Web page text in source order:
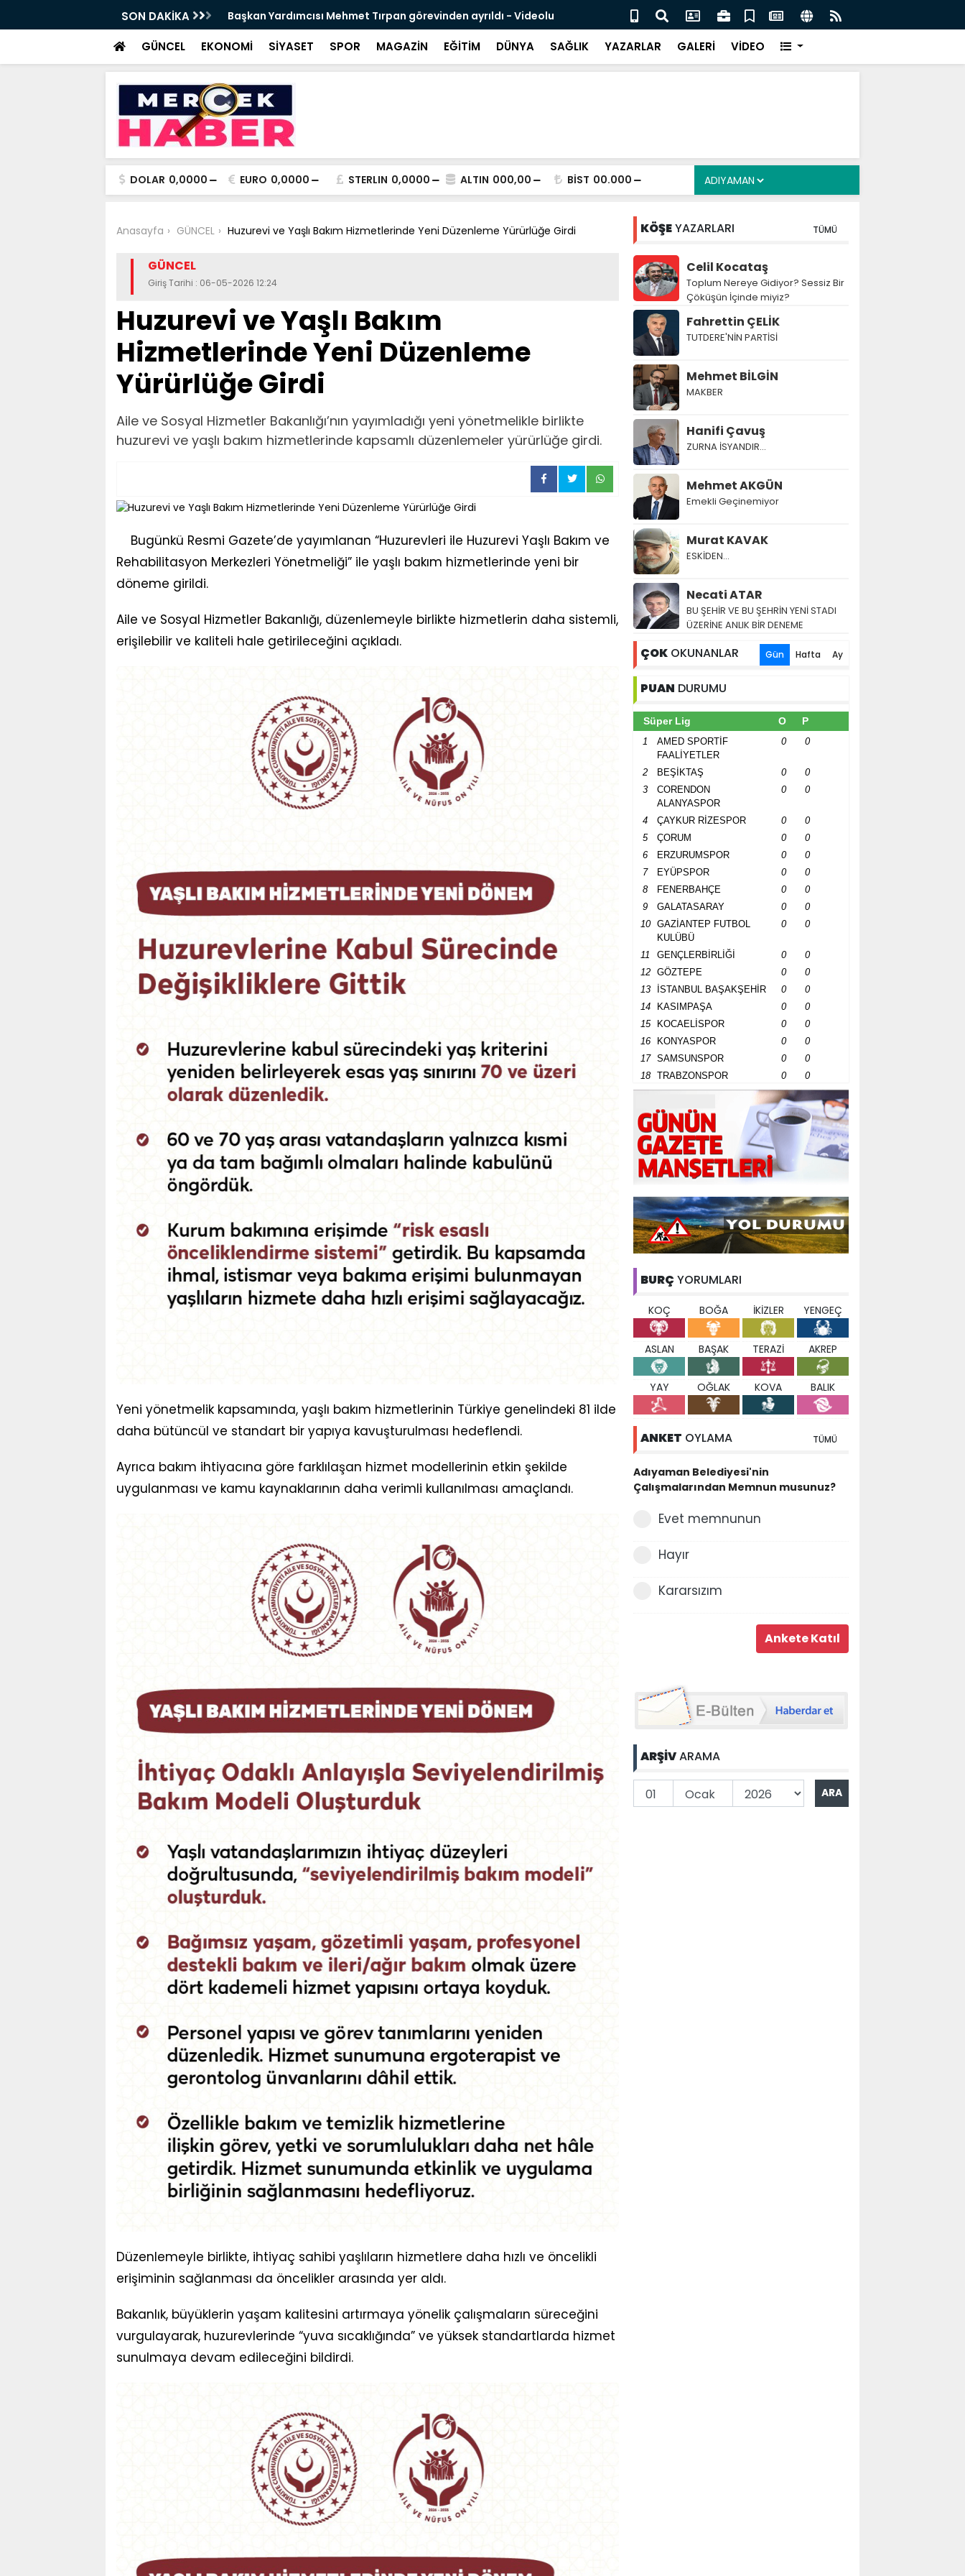
SON DAKİKA
Haftalık Basın Bilgilendirme Toplantısı
Başkan Yardımcısı Mehmet Tırpan görevinden ayrıldı - Videolu
Haber
Cevdet Yılmaz: Nitelikli İnsan Kaynağı İçin Milli Yetkinlik Hamlesi
GÜNCEL EKONOMİ SİYASET SPOR MAGAZİN EĞİTİM DÜNYA SAĞLIK YAZARLAR GALERİ VİDEO
DOLAR 0,0000 EURO 0,0000 STERLIN 0,0000 ALTIN 000,00 BİST 00.000
Anasayfa GÜNCEL Huzurevi ve Yaşlı Bakım Hizmetlerinde Yeni Düzenleme Yürürlüğe Girdi
GÜNCEL
Giriş Tarihi : 06-05-2026 12:24
Huzurevi ve Yaşlı Bakım
Hizmetlerinde Yeni Düzenleme
Yürürlüğe Girdi
Aile ve Sosyal Hizmetler Bakanlığı’nın yayımladığı yeni yönetmelikle birlikte
huzurevi ve yaşlı bakım hizmetlerinde kapsamlı düzenlemeler yürürlüğe girdi.
Bugünkü Resmi Gazete’de yayımlanan “Huzurevleri ile Huzurevi Yaşlı Bakım ve
Rehabilitasyon Merkezleri Yönetmeliği” ile yaşlı bakım hizmetlerinde yeni bir
döneme girildi.
Aile ve Sosyal Hizmetler Bakanlığı, düzenlemeyle birlikte hizmetlerin daha sistemli,
erişilebilir ve kaliteli hale getirileceğini açıkladı.
Yeni yönetmelik kapsamında, yaşlı bakım hizmetlerinin Türkiye genelindeki 81 ilde
daha bütüncül ve standart bir yapıya kavuşturulması hedeflendi.
Ayrıca bakım ihtiyacına göre farklılaşan hizmet modellerinin etkin şekilde
uygulanması ve kamu kaynaklarının daha verimli kullanılması amaçlandı.
Düzenlemeyle birlikte, ihtiyaç sahibi yaşlıların hizmetlere daha hızlı ve öncelikli
erişiminin sağlanması da öncelikler arasında yer aldı.
Bakanlık, büyüklerin yaşam kalitesini artırmaya yönelik çalışmaların süreceğini
vurgulayarak, huzurevlerinde “yuva sıcaklığında” ve yüksek standartlarda hizmet
sunulmaya devam edileceğini bildirdi.
KÖŞEYAZARLARI TÜMÜ
Celil Kocataş
Toplum Nereye Gidiyor? Sessiz Bir
Çöküşün İçinde miyiz?
Fahrettin ÇELİK
TUTDERE'NİN PARTİSİ
Mehmet BİLGİN
MAKBER
Hanifi Çavuş
ZURNA İSYANDIR...
Mehmet AKGÜN
Emekli Geçinemiyor
Murat KAVAK
ESKİDEN...
Necati ATAR
BU ŞEHİR VE BU ŞEHRİN YENİ STADI
ÜZERİNE ANLIK BİR DENEME
ÇOK OKUNANLAR Gün Hafta Ay
PUAN DURUMU
Süper Lig O P
1
AMED SPORTİF
FAALİYETLER
0 0
2 BEŞİKTAŞ 0
0
3
CORENDON
ALANYASPOR
0 0
4 ÇAYKUR RİZESPOR 0
0
5
ÇORUM 0
0
6
ERZURUMSPOR 0
0
7
EYÜPSPOR 0
0
8
FENERBAHÇE 0
0
9
GALATASARAY 0
0
10
GAZİANTEP FUTBOL
KULÜBÜ
0 0
11 GENÇLERBİRLİĞİ 0
0
12
GÖZTEPE 0
0
13
İSTANBUL BAŞAKŞEHİR 0
0
14
KASIMPAŞA 0
0
15
KOCAELİSPOR 0
0
16
KONYASPOR 0
0
17
SAMSUNSPOR 0
0
18
TRABZONSPOR 0 0
BURÇ YORUMLARI
KOÇ BOĞA İKİZLER YENGEÇ
ASLAN BAŞAK TERAZİ AKREP
YAY OĞLAK KOVA BALIK
ANKET OYLAMA TÜMÜ
Adıyaman Belediyesi'nin
Çalışmalarından Memnun musunuz?
Evet memnunun
Hayır
Kararsızım
ARŞİVARAMA